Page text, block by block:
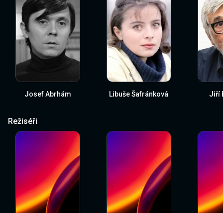
Josef Abrhám Libuše Šafránková Jiří
Režiséři